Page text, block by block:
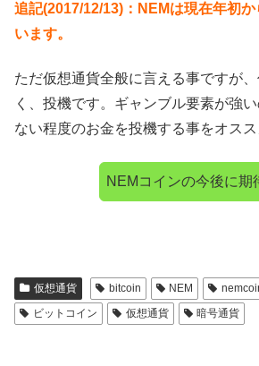
追記(2017/12/13)：NEMは現在年初
います。
ただ仮想通貨全般に言える事ですが
く、投機です。ギャンブル要素が強
ない程度のお金を投機する事をオス
NEMコインの今後に期
仮想通貨 bitcoin NEM
ビットコイン
仮想通貨 暗号通貨